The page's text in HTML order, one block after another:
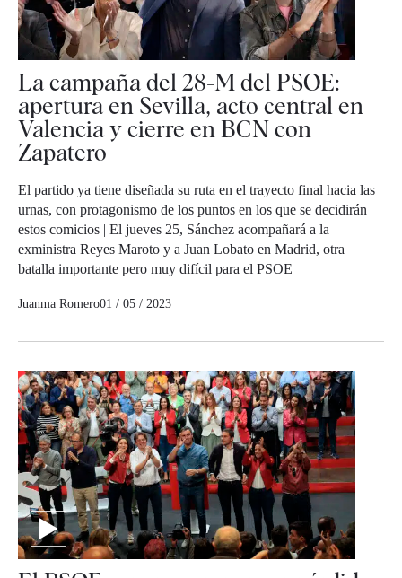
La campaña del 28-M del PSOE:
apertura en Sevilla, acto central en
Valencia y cierre en BCN con
Zapatero
El partido ya tiene diseñada su ruta en el trayecto final hacia las
urnas, con protagonismo de los puntos en los que se decidirán
estos comicios | El jueves 25, Sánchez acompañará a la
exministra Reyes Maroto y a Juan Lobato en Madrid, otra
batalla importante pero muy difícil para el PSOE
Juanma Romero01 / 05 / 2023